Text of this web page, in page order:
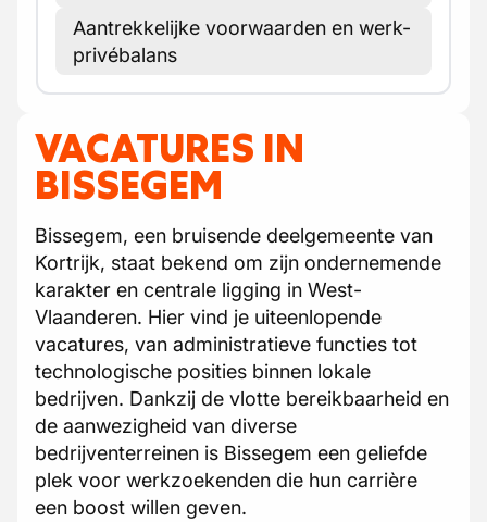
Aantrekkelijke voorwaarden en werk-
privébalans
VACATURES IN
BISSEGEM
Bissegem, een bruisende deelgemeente van
Kortrijk, staat bekend om zijn ondernemende
karakter en centrale ligging in West-
Vlaanderen. Hier vind je uiteenlopende
vacatures, van administratieve functies tot
technologische posities binnen lokale
bedrijven. Dankzij de vlotte bereikbaarheid en
de aanwezigheid van diverse
bedrijventerreinen is Bissegem een geliefde
plek voor werkzoekenden die hun carrière
een boost willen geven.